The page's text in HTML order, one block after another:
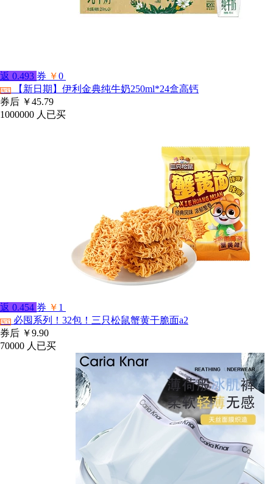
返 0.493 券 ￥0
淘宝
【新日期】伊利金典纯牛奶250ml*24盒高钙
券后 ￥45.79
1000000 人已买
返 0.454 券 ￥ 1
淘宝
必囤系列！32包！三只松鼠蟹黄干脆面a2
券后 ￥9.90
70000 人已买